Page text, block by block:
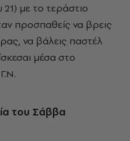
με το τεράστιο
προσπαθείς να βρεις
να βάλεις παστέλ
μέσα στο
του Σάββα